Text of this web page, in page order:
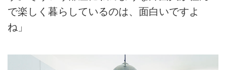
で楽しく暮らしているのは、面白いですよ
ね」